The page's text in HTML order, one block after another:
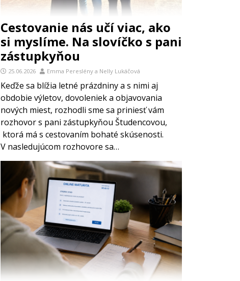
Cestovanie nás učí viac, ako
si myslíme. Na slovíčko s pani
zástupkyňou
25.06.2026 Emma Pereslény a Nelly Lukáčová
Keďže sa blížia letné prázdniny a s nimi aj
obdobie výletov, dovoleniek a objavovania
nových miest, rozhodli sme sa priniesť vám
rozhovor s pani zástupkyňou Študencovou,
ktorá má s cestovaním bohaté skúsenosti.
V nasledujúcom rozhovore sa…